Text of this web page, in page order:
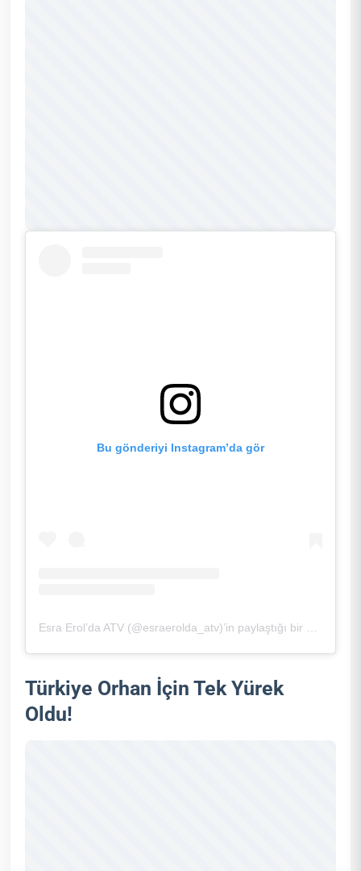
Bu gönderiyi Instagram’da gör
Türkiye Orhan İçin Tek Yürek
Oldu!